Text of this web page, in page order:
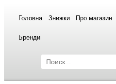
Головна Знижки Про магазин
Бренди